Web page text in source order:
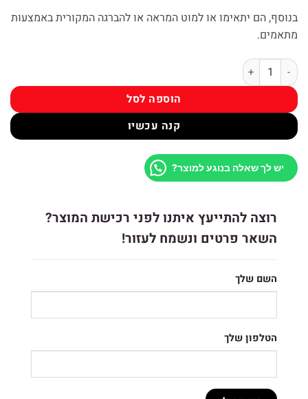
בנוסף, הם יתאימו או למוט המראה או להברגה המקורית באמצעות
מתאמים.
כמות של מראה צד ימין אוניברסלי PUIG
הוספה לסל
קנה עכשיו
יש לך שאלה בנוגע למוצר?
רוצה להתייעץ איתנו לפני רכישת המוצר?
השאר פרטים ונשמח לעזור!
השם שלך
הטלפון שלך